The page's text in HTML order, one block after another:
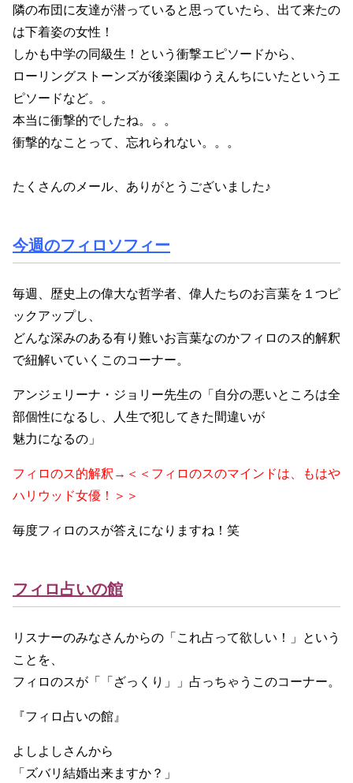
隣の布団に友達が潜っていると思っていたら、出て来たの
は下着姿の女性！
しかも中学の同級生！という衝撃エピソードから、
ローリングストーンズが後楽園ゆうえんちにいたというエ
ピソードなど。。
本当に衝撃的でしたね。。。
衝撃的なことって、忘れられない。。。
たくさんのメール、ありがとうございました♪
今週のフィロソフィー
毎週、歴史上の偉大な哲学者、偉人たちのお言葉を１つピ
ックアップし、
どんな深みのある有り難いお言葉なのかフィロのス的解釈
で紐解いていくこのコーナー。
アンジェリーナ・ジョリー先生の「自分の悪いところは全
部個性になるし、人生で犯してきた間違いが
魅力になるの」
フィロのス的解釈→＜＜フィロのスのマインドは、もはや
ハリウッド女優！＞＞
毎度フィロのスが答えになりますね！笑
フィロ占いの館
リスナーのみなさんからの「これ占って欲しい！」という
ことを、
フィロのスが「「ざっくり」」占っちゃうこのコーナー。
『フィロ占いの館』
よしよしさんから
「ズバリ結婚出来ますか？」